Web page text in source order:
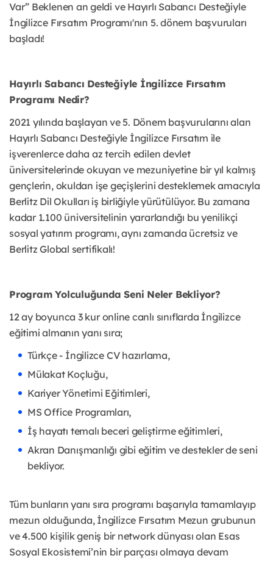
Var” Beklenen an geldi ve Hayırlı Sabancı Desteğiyle
İngilizce Fırsatım Programı'nın 5. dönem başvuruları
başladı!
Hayırlı Sabancı Desteğiyle İngilizce Fırsatım
Programı Nedir?
2021 yılında başlayan ve 5. Dönem başvurularını alan
Hayırlı Sabancı Desteğiyle İngilizce Fırsatım ile
işverenlerce daha az tercih edilen devlet
üniversitelerinde okuyan ve mezuniyetine bir yıl kalmış
gençlerin, okuldan işe geçişlerini desteklemek amacıyla
Berlitz Dil Okulları iş birliğiyle yürütülüyor. Bu zamana
kadar 1.100 üniversitelinin yararlandığı bu yenilikçi
sosyal yatırım programı, aynı zamanda ücretsiz ve
Berlitz Global sertifikalı!
Program Yolculuğunda Seni Neler Bekliyor?
12 ay boyunca 3 kur online canlı sınıflarda İngilizce
eğitimi almanın yanı sıra;
Türkçe - İngilizce CV hazırlama,
Mülakat Koçluğu,
Kariyer Yönetimi Eğitimleri,
MS Office Programları,
İş hayatı temalı beceri geliştirme eğitimleri,
Akran Danışmanlığı gibi eğitim ve destekler de seni
bekliyor.
Tüm bunların yanı sıra programı başarıyla tamamlayıp
mezun olduğunda, İngilizce Fırsatım Mezun grubunun
ve 4.500 kişilik geniş bir network dünyası olan Esas
Sosyal Ekosistemi’nin bir parçası olmaya devam